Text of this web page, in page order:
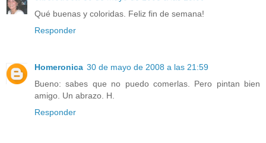
Qué buenas y coloridas. Feliz fin de semana!
Responder
Homeronica 30 de mayo de 2008 a las 21:59
Bueno: sabes que no puedo comerlas. Pero pintan bien
amigo. Un abrazo. H.
Responder